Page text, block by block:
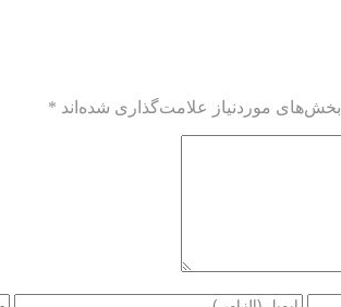
بخش‌های موردنیاز علامت‌گذاری شده‌اند *